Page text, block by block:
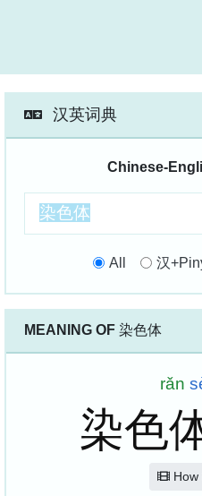
汉英词典
Chinese-
All 汉
MEANING OF 染色体
rǎn
染色
How